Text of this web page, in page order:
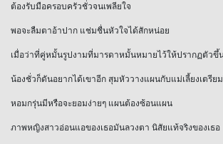
ต้องรับมือครอบครัวชั่วจนเพลียใจ
พอจะลืมตาอ้าปาก แช่มชื่นหัวใจได้สักหน่อย
เมื่อว่าที่คู่หมั้นรูปงามที่มารดาหมั้นหมายไว้ให้ปรากฏตัวขึ้
น้องชั่วก็ดันอยากได้เขาอีก สุมหัววางแผนกับแม่เลี้ยงเตรีย
หอมกรุ่นมีหรือจะยอมง่ายๆ แผนต้องซ้อนแผน
ภาพหญิงสาวอ่อนแอของเธอมันลวงตา นิสัยแท้จริงของเธอ